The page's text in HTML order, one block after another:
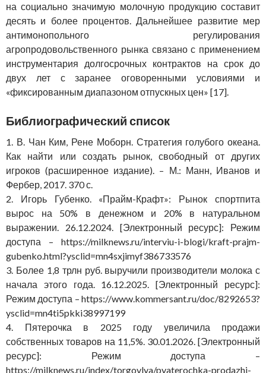
на социально значимую молочную продукцию составит
десять и более процентов. Дальнейшее развитие мер
антимонопольного регулирования
агропродовольственного рынка связано с применением
инструментария долгосрочных контрактов на срок до
двух лет с заранее оговоренными условиями и
«фиксированным диапазоном отпускных цен» [17].
Библиографический список
1. В. Чан Ким, Рене Моборн. Стратегия голубого океана.
Как найти или создать рынок, свободный от других
игроков (расширенное издание). – М.: Манн, Иванов и
Фербер, 2017. 370 с.
2. Игорь Губенко. «Прайм-Крафт»: Рынок спортпита
вырос на 50% в денежном и 20% в натуральном
выражении. 26.12.2024. [Электронный ресурс]: Режим
доступа – https://milknews.ru/interviu-i-blogi/kraft-prajm-
gubenko.html?ysclid=mn4sxjimyf386733576
3. Более 1,8 трлн руб. выручили производители молока с
начала этого года. 16.12.2025. [Электронный ресурс]:
Режим доступа – https://www.kommersant.ru/doc/8292653?
ysclid=mn4ti5pkki38997199
4. Пятерочка в 2025 году увеличила продажи
собственных товаров на 11,5%. 30.01.2026. [Электронный
ресурс]: Режим доступа –
https://milknews.ru/index/torgovlya/pyaterochka-prodazhi-